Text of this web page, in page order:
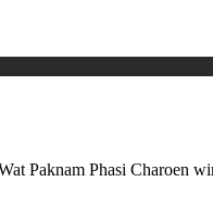
Paknam Phasi Charoen